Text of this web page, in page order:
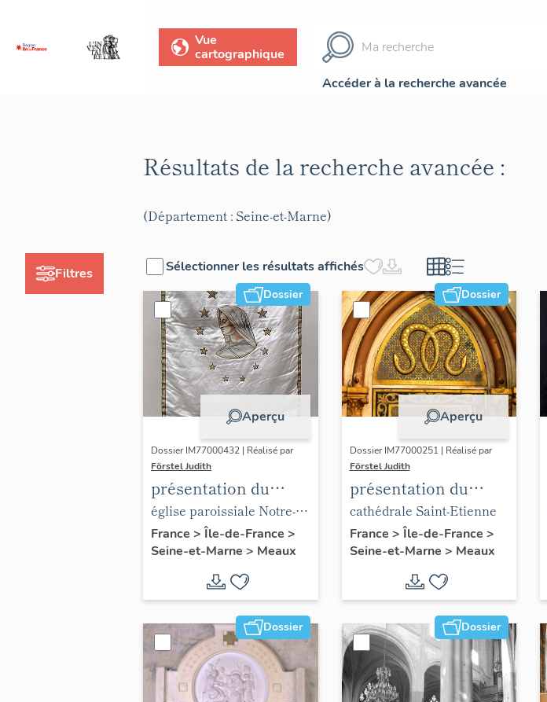
Vue
cartographique
Accéder à la recherche avancée
Filtres
Résultats de la recherche avancée :
(Département : Seine-et-Marne)
Sélectionner les résultats affichés
Dossier
Aperçu
Dossier IM77000432 | Réalisé par
Förstel Judith
présentation du
mobilier de l'église
paroissiale Notre-
Dame du Marché
église paroissiale Notre-
Dame du Marché
France > Île-de-France >
Seine-et-Marne > Meaux
Dossier
Aperçu
Dossier IM77000251 | Réalisé par
Förstel Judith
présentation du
mobilier de la
cathédrale de Meaux
cathédrale Saint-Etienne
France > Île-de-France >
Seine-et-Marne > Meaux
Dossier Dossier